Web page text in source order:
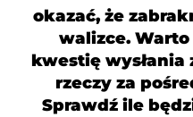
okazać, że
walizce.
kwestię
rzeczy za
Sprawdź ile